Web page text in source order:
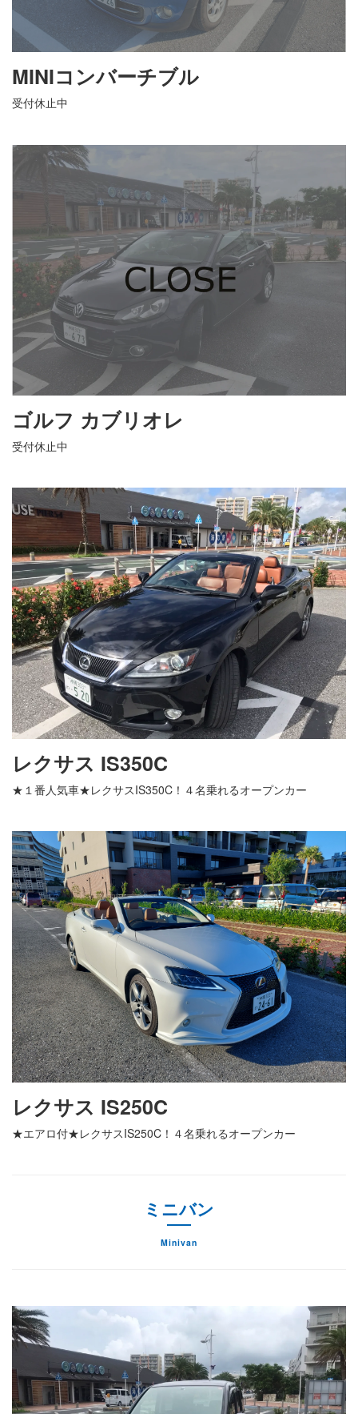
MINIコンバーチブル
受付休止中
ゴルフ カブリオレ
受付休止中
レクサス IS350C
★１番人気車★レクサスIS350C！４名乗れるオープンカー
レクサス IS250C
★エアロ付★レクサスIS250C！４名乗れるオープンカー
ミニバン
Minivan